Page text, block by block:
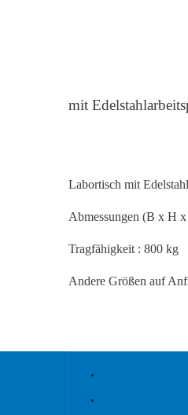
mit
Labortisch mit
Abmessungen (B x H
Tragfähigkeit : 800 kg
Andere Größen auf